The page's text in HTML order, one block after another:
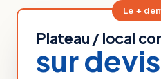
Le +
Plateau / local
sur devis